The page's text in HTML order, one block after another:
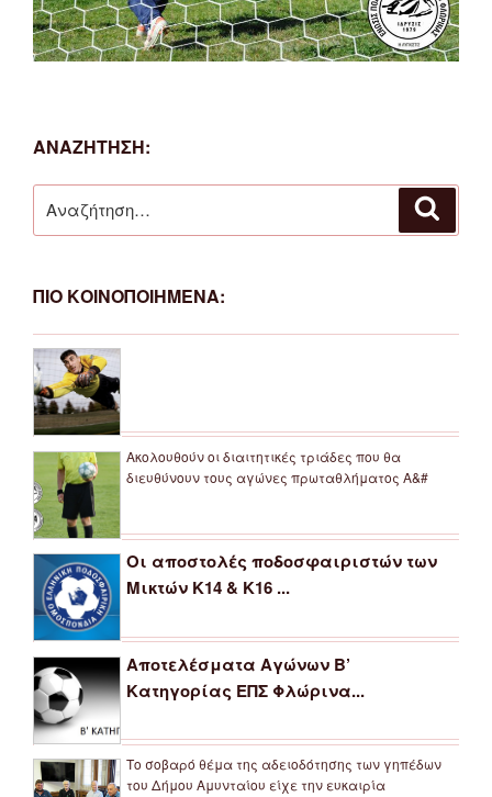
ΑΝΑΖΗΤΗΣΗ:
για:
ΠΙΟ ΚΟΙΝΟΠΟΙΗΜΕΝΑ:
Ακολουθούν οι διαιτητικές τριάδες που θα
διευθύνουν τους αγώνες πρωταθλήματος Α&#
Οι αποστολές ποδοσφαιριστών των
Μικτών Κ14 & Κ16 ...
Αποτελέσματα Αγώνων Β’
Κατηγορίας ΕΠΣ Φλώρινα...
Το σοβαρό θέμα της αδειοδότησης των γηπέδων
του Δήμου Αμυνταίου είχε την ευκαιρία